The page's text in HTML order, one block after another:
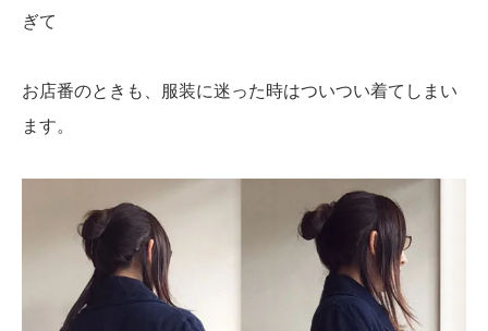
ぎて
お店番のときも、服装に迷った時はついつい着てしまい
ます。